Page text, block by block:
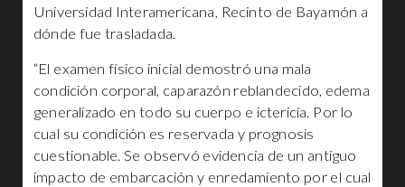
Universidad Interamericana, Recinto de Bayamón a
dónde fue trasladada.
“El examen físico inicial demostró una mala
condición corporal, caparazón reblandecido, edema
generalizado en todo su cuerpo e ictericia. Por lo
cual su condición es reservada y prognosis
cuestionable. Se observó evidencia de un antiguo
impacto de embarcación y enredamiento por el cual